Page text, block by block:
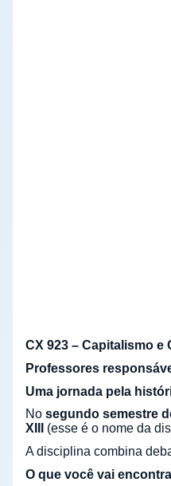
CX 923 – Capitalismo
Professores
Uma jornada pela
No segundo semestre
XIII (esse é o nome da
A disciplina combina
O que você vai